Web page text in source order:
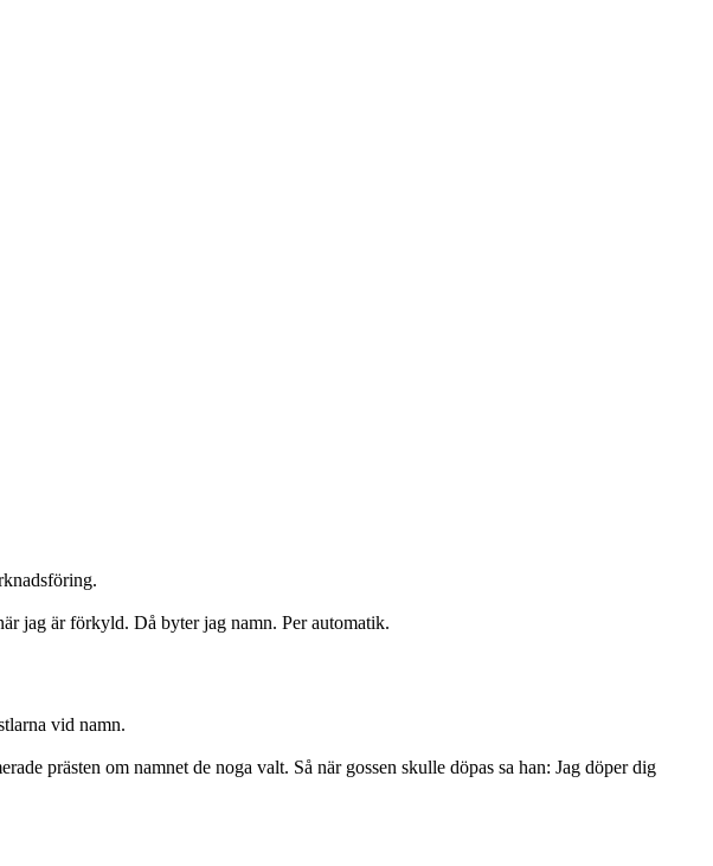
jag är förkyld. Då byter jag namn. Per automatik.
vid namn.
prästen om namnet de noga valt. Så när gossen skulle döpas sa han: Jag döper dig